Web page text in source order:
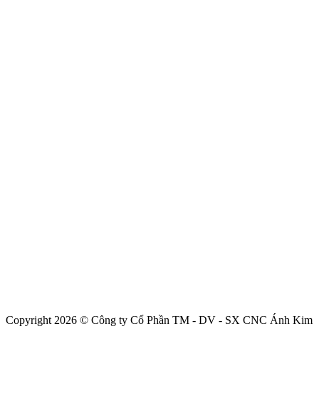
Copyright 2026 © Công ty Cổ Phần TM - DV - SX CNC Ánh Kim